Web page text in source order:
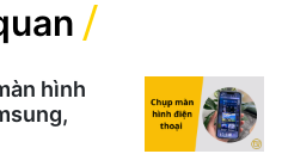
hình